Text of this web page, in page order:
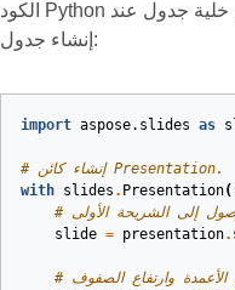
الكود Python التالي يوضح كيفية وضع صورة داخل خلية جدول عند
إنشاء جدول:
import aspose.slides as
# إنشاء كائن Presentation.
with slides . Presentation
slide = presentation.